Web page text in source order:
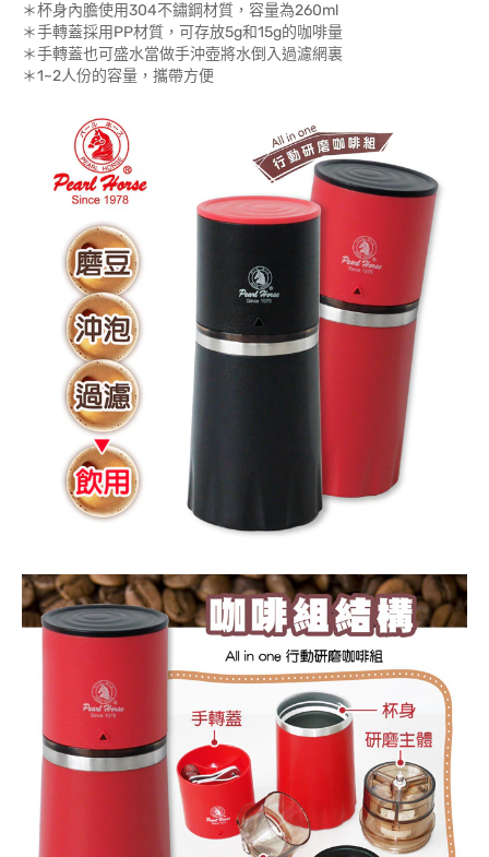
＊杯身內膽使用304不鏽鋼材質，容量為260ml
＊手轉蓋採用PP材質，可存放5g和15g的咖啡量
＊手轉蓋也可盛水當做手沖壺將水倒入過濾網裏
＊1~2人份的容量，攜帶方便